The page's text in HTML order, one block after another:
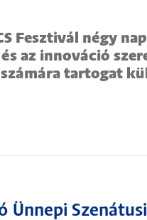
Fesztivál négy
az innováció
tartogat
Ünnepi